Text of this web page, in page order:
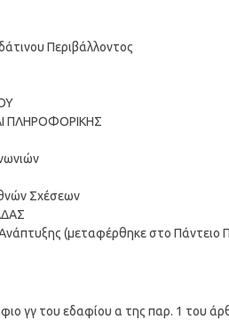
Περιβάλλοντος
ΠΛΗΡΟΦΟΡΙΚΗΣ
Σχέσεων
(μεταφέρθηκε στο Πάντειο
γγ του εδαφίου α της παρ. 1 του